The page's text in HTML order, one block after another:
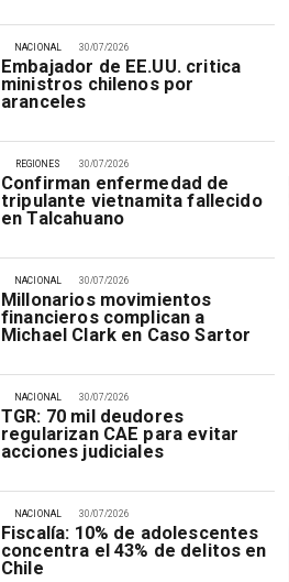
30/07/2026
Embajador de EE.UU. critica
ministros chilenos por
aranceles
NACIONAL
30/07/2026
Confirman enfermedad de
tripulante vietnamita fallecido
en Talcahuano
REGIONES
30/07/2026
Millonarios movimientos
financieros complican a
Michael Clark en Caso Sartor
NACIONAL
30/07/2026
TGR: 70 mil deudores
regularizan CAE para evitar
acciones judiciales
NACIONAL
30/07/2026
Fiscalía: 10% de adolescentes
concentra el 43% de delitos en
Chile
NACIONAL